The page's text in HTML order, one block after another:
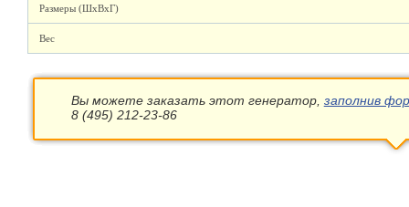
Размеры (ШхВхГ)
Вес
Вы можете заказать этот генератор, заполнив
8 (495) 212-23-86